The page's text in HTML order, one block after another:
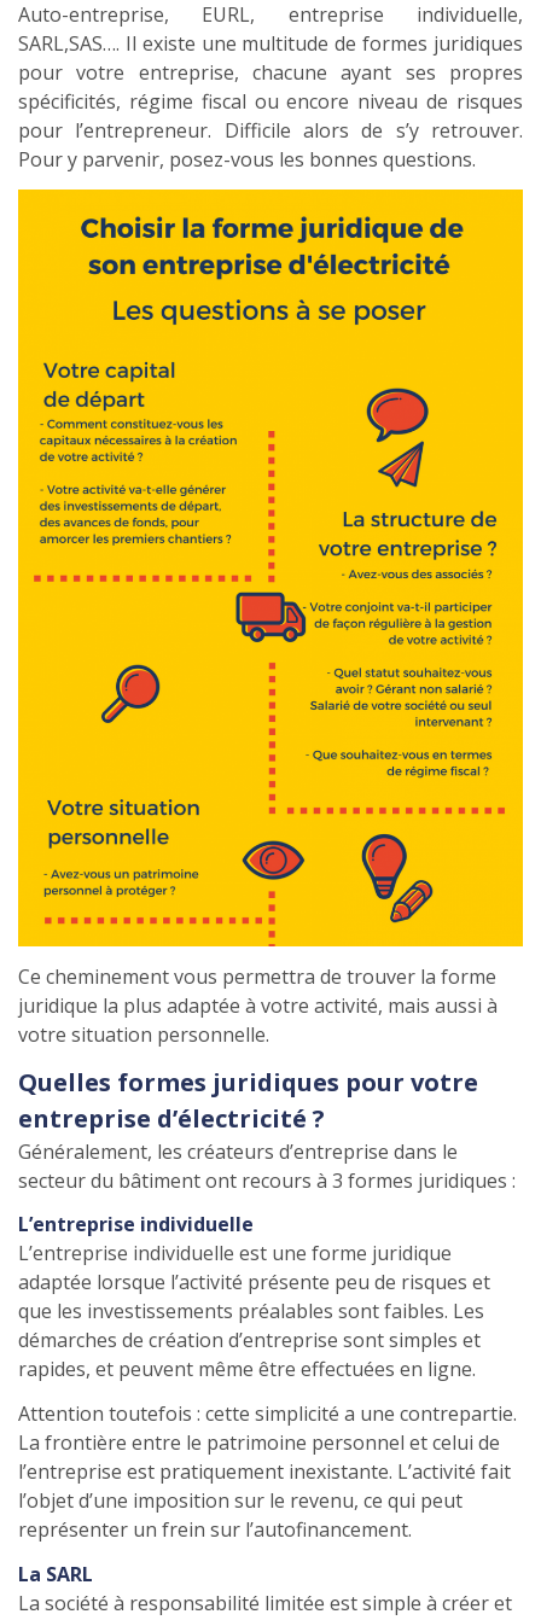
Auto-entreprise, EURL, entreprise individuelle,
SARL,SAS…. Il existe une multitude de formes juridiques
pour votre entreprise, chacune ayant ses propres
spécificités, régime fiscal ou encore niveau de risques
pour l’entrepreneur. Difficile alors de s’y retrouver.
Pour y parvenir, posez-vous les bonnes questions.
Ce cheminement vous permettra de trouver la forme
juridique la plus adaptée à votre activité, mais aussi à
votre situation personnelle.
Quelles formes juridiques pour votre
entreprise d’électricité ?
Généralement, les créateurs d’entreprise dans le
secteur du bâtiment ont recours à 3 formes juridiques :
L’entreprise individuelle
L’entreprise individuelle est une forme juridique
adaptée lorsque l’activité présente peu de risques et
que les investissements préalables sont faibles. Les
démarches de création d’entreprise sont simples et
rapides, et peuvent même être effectuées en ligne.
Attention toutefois : cette simplicité a une contrepartie.
La frontière entre le patrimoine personnel et celui de
l’entreprise est pratiquement inexistante. L’activité fait
l’objet d’une imposition sur le revenu, ce qui peut
représenter un frein sur l’autofinancement.
La SARL
La société à responsabilité limitée est simple à créer et